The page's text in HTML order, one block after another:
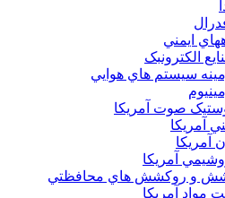
ايمني
الکترونبک
زمينه سيستم هاي هوايي
صوت آمريکا
آمريکا
آمريکا
آمريکا
پوشش و روکشش هاي محافظتي
مواد آمريکا